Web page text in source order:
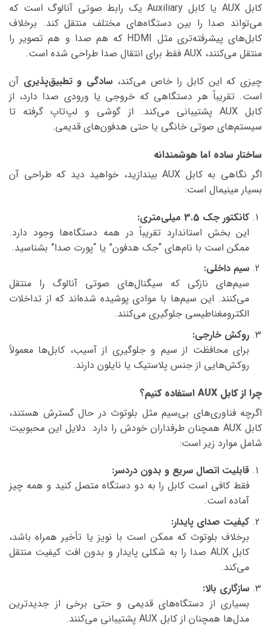
کابل AUX یا کابل Auxiliary یک رابط صوتی آنالوگ است که
می‌تواند صدا را بین دستگاه‌های مختلف منتقل کند. برخلاف
کابل‌های پیشرفته‌تری مثل HDMI که هم صدا و هم تصویر را
منتقل می‌کنند، AUX فقط برای انتقال صدا طراحی شده است.
چیزی که این کابل را خاص می‌کند، سادگی و تطبیق‌پذیری آن
است. تقریباً هر دستگاهی که خروجی یا ورودی صدا دارد، از
کابل AUX پشتیبانی می‌کند. از گوشی و لپ‌تاپ گرفته تا
سیستم‌های صوتی خانگی یا حتی هدفون‌های قدیمی.
ساختار ساده اما هوشمندانه
اگر نگاهی به کابل AUX بیندازید، خواهید دید که طراحی آن
بسیار مینیمال است:
کانکتور جک 3.5 میلی‌متری:
این بخش استاندارد تقریباً در همه دستگاه‌ها وجود دارد.
ممکن است با نام‌های “جک هدفون” یا “پورت صدا” بشناسید.
سیم داخلی:
سیم‌های نازکی که سیگنال‌های صوتی آنالوگ را منتقل
می‌کنند. این سیم‌ها با موادی پوشیده شده‌اند که از تداخلات
الکترومغناطیسی جلوگیری می‌کنند.
روکش خارجی:
برای محافظت از سیم و جلوگیری از آسیب، کابل‌ها معمولاً
روکش‌هایی از جنس پلاستیک یا نایلون دارند.
چرا از کابل AUX استفاده کنیم؟
اگرچه فناوری‌های بی‌سیم مثل بلوتوث در حال گسترش هستند،
کابل AUX همچنان طرفداران خودش را دارد. دلایل این محبوبیت
شامل موارد زیر است:
قابلیت اتصال سریع و بدون دردسر:
فقط کافی است کابل را به دو دستگاه متصل کنید و همه چیز
آماده است.
کیفیت صدای پایدار:
برخلاف بلوتوث که ممکن است با نویز یا تأخیر همراه باشد،
کابل AUX صدا را به شکلی پایدار و بدون افت کیفیت منتقل
می‌کند.
سازگاری بالا:
بسیاری از دستگاه‌های قدیمی و حتی برخی از جدیدترین
مدل‌ها همچنان از کابل AUX پشتیبانی می‌کنند.